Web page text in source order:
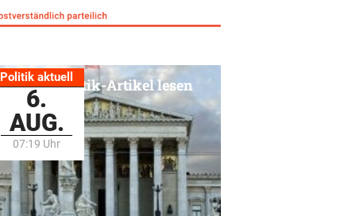
Politik aktuell
6.
AUG.
07:19 Uhr
Alle Politik-Artikel lesen